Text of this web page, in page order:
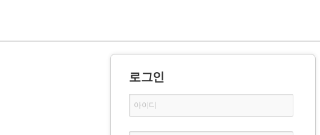
로그인
아이디